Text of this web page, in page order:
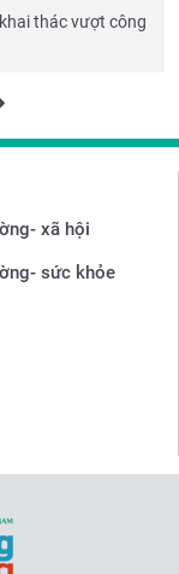
thác vượt công
xã hội
sức khỏe